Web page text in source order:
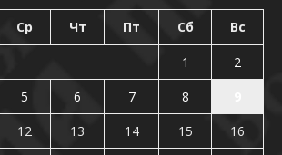
Ср Чт Пт Сб Вс
1
2
5 6 7 8
12 13 14 15
16